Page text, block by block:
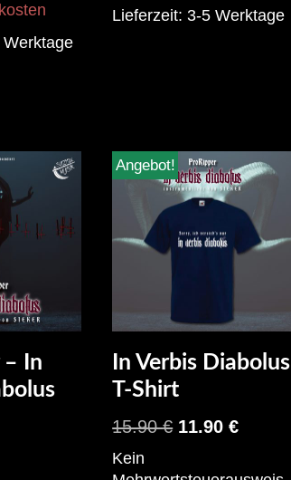
Werktage
Lieferzeit:3-5 Werktage
– In
Angebot!
In Verbis Diabolus
T-Shirt
15.90€ 11.90€
Kein